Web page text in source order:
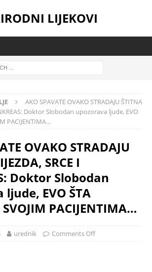
LIJEKOVI
AKO SPAVATE OVAKO STRADAJU ŠTITNA
Doktor Slobodan upozorava ljude, EVO
PACIJENTIMA…
OVAKO STRADAJU
SRCE I
Doktor Slobodan
EVO ŠTA
SVOJIM PACIJENTIMA…
urednik Comments Off